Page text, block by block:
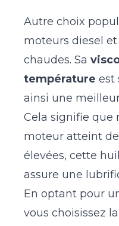
Autre choix
moteurs diesel
chaudes. Sa
température est
ainsi une
Cela signifie que
moteur atteint
élevées, cette
assure une
En optant pour
vous choisissez